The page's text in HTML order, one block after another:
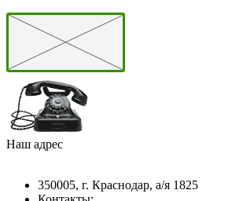
Наш адрес
350005, г. Краснодар, а/я 1825